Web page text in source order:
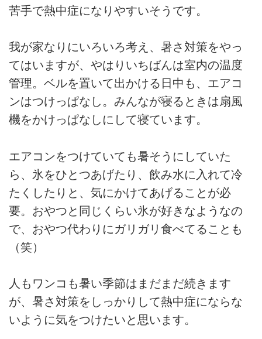
苦手で熱中症になりやすいそうです。
我が家なりにいろいろ考え、暑さ対策をやっ
てはいますが、やはりいちばんは室内の温度
管理。ベルを置いて出かける日中も、エアコ
ンはつけっぱなし。みんなが寝るときは扇風
機をかけっぱなしにして寝ています。
エアコンをつけていても暑そうにしていた
ら、氷をひとつあげたり、飲み水に入れて冷
たくしたりと、気にかけてあげることが必
要。おやつと同じくらい氷が好きなようなの
で、おやつ代わりにガリガリ食べてることも
（笑）
人もワンコも暑い季節はまだまだ続きます
が、暑さ対策をしっかりして熱中症にならな
いように気をつけたいと思います。